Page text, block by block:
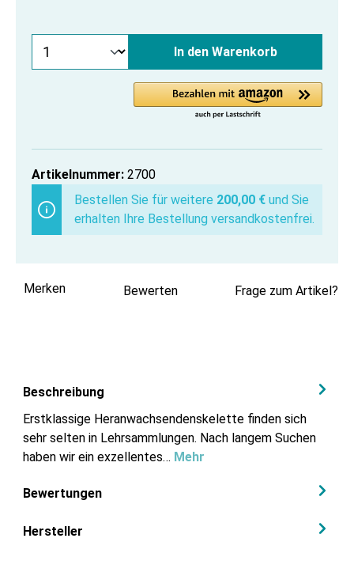
In den Warenkorb
Artikelnummer: 2700
Bestellen Sie für weitere 200,00 € und Sie
erhalten Ihre Bestellung versandkostenfrei.
Merken Bewerten Frage zum Artikel?
Beschreibung
Erstklassige Heranwachsendenskelette finden sich
sehr selten in Lehrsammlungen. Nach langem Suchen
haben wir ein exzellentes… Mehr
Bewertungen
Hersteller